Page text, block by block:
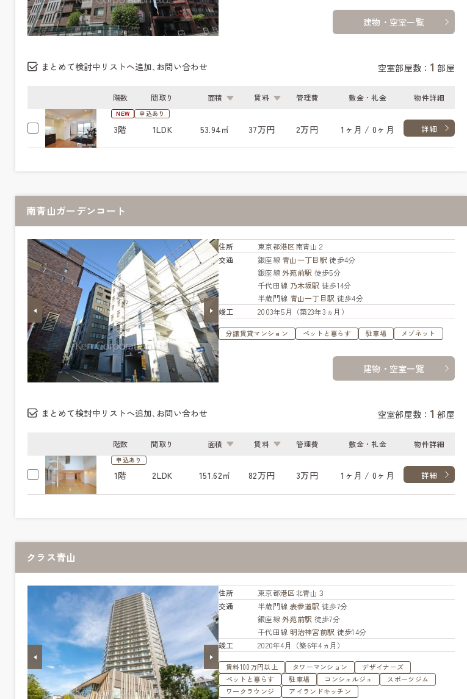
建物・空室一覧
まとめて検討中リストへ追加､お問い合わせ 空室部屋数： 1 部屋
階数 間取り 面積 賃料 管理費 敷金・礼金 物件詳細
NEW 申込あり
詳細
3階 1LDK 53.94㎡ 37万円 2万円 1ヶ月 / 0ヶ月
南青山ガーデンコート
住所 東京都港区南青山２
交通
銀座線 青山一丁目駅 徒歩4分
銀座線外苑前駅 徒歩5分
千代田線 乃木坂駅 徒歩14分
半蔵門線 青山一丁目駅 徒歩4分
竣工
2003年5月（築23年3ヵ月）
分譲賃貸マンション ペットと暮らす 駐車場 メゾネット
建物・空室一覧
まとめて検討中リストへ追加､お問い合わせ 空室部屋数： 1 部屋
階数 間取り 面積 賃料 管理費 敷金・礼金 物件詳細
申込あり
詳細
1階 2LDK 151.62㎡ 82万円 3万円 1ヶ月 / 0ヶ月
クラス青山
住所 東京都港区北青山３
交通
半蔵門線 表参道駅 徒歩7分
銀座線外苑前駅 徒歩7分
千代田線 明治神宮前駅 徒歩14分
竣工
2020年4月（築6年4ヵ月）
賃料100万円以上 タワーマンション
デザイナーズ
ペットと暮らす
駐車場 コンシェルジュ
スポーツジム
ワークラウンジ
アイランドキッチン